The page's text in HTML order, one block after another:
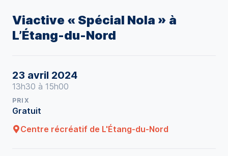
Viactive « Spécial Nola » à
L’Étang-du-Nord
23 avril 2024
13h30 à 15h00
PRIX
Gratuit
Centre récréatif de L'Étang-du-Nord